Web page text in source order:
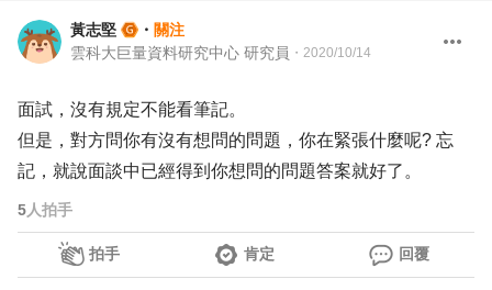
黃志堅 ・ 關注
雲科大巨量資料研究中心 研究員 ・ 2020/10/14
面試，沒有規定不能看筆記。
但是，對方問你有沒有想問的問題，你在緊張什麼呢? 忘
記，就說面談中已經得到你想問的問題答案就好了。
5人拍手
拍手 肯定 回覆